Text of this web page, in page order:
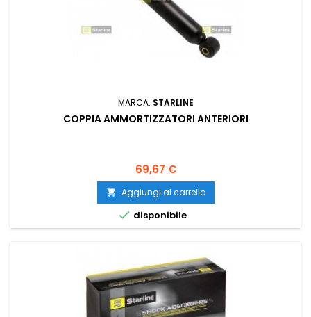
MARCA: STARLINE
COPPIA AMMORTIZZATORI ANTERIORI
Prezzo
69,67 €
 Aggiungi al carrello
 disponibile